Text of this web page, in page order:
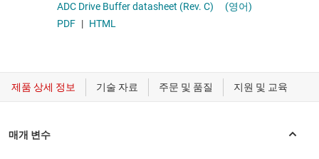
ADC Drive Buffer datasheet (Rev. C)
(영어)
PDF | HTML